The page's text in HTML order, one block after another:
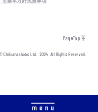
PageTop
Chikumashobo Ltd.2024 All Rights Reserved.